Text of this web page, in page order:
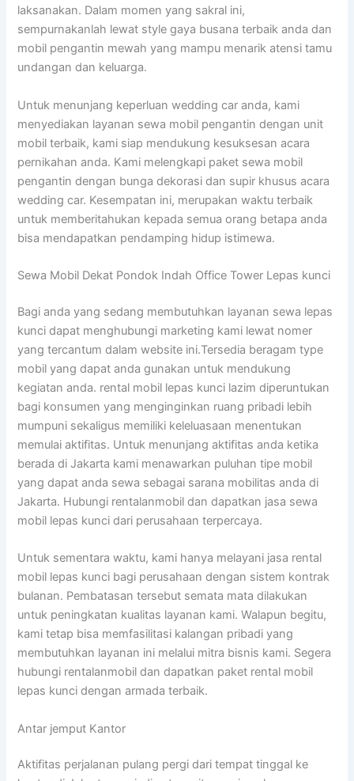
laksanakan. Dalam momen yang sakral ini,
sempurnakanlah lewat style gaya busana terbaik anda dan
mobil pengantin mewah yang mampu menarik atensi tamu
undangan dan keluarga.
Untuk menunjang keperluan wedding car anda, kami
menyediakan layanan sewa mobil pengantin dengan unit
mobil terbaik, kami siap mendukung kesuksesan acara
pernikahan anda. Kami melengkapi paket sewa mobil
pengantin dengan bunga dekorasi dan supir khusus acara
wedding car. Kesempatan ini, merupakan waktu terbaik
untuk memberitahukan kepada semua orang betapa anda
bisa mendapatkan pendamping hidup istimewa.
Sewa Mobil Dekat Pondok Indah Office Tower Lepas kunci
Bagi anda yang sedang membutuhkan layanan sewa lepas
kunci dapat menghubungi marketing kami lewat nomer
yang tercantum dalam website ini.Tersedia beragam type
mobil yang dapat anda gunakan untuk mendukung
kegiatan anda. rental mobil lepas kunci lazim diperuntukan
bagi konsumen yang menginginkan ruang pribadi lebih
mumpuni sekaligus memiliki keleluasaan menentukan
memulai aktifitas. Untuk menunjang aktifitas anda ketika
berada di Jakarta kami menawarkan puluhan tipe mobil
yang dapat anda sewa sebagai sarana mobilitas anda di
Jakarta. Hubungi rentalanmobil dan dapatkan jasa sewa
mobil lepas kunci dari perusahaan terpercaya.
Untuk sementara waktu, kami hanya melayani jasa rental
mobil lepas kunci bagi perusahaan dengan sistem kontrak
bulanan. Pembatasan tersebut semata mata dilakukan
untuk peningkatan kualitas layanan kami. Walapun begitu,
kami tetap bisa memfasilitasi kalangan pribadi yang
membutuhkan layanan ini melalui mitra bisnis kami. Segera
hubungi rentalanmobil dan dapatkan paket rental mobil
lepas kunci dengan armada terbaik.
Antar jemput Kantor
Aktifitas perjalanan pulang pergi dari tempat tinggal ke